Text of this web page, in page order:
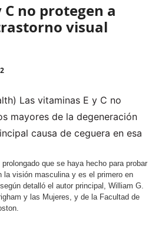
no protegen a
visual
Las vitaminas E y C no
mayores de la degeneración
causa de ceguera en esa
que se haya hecho para probar
la visión masculina y es el primero en
detalló el autor principal, William G.
y las Mujeres, y de la Facultad de